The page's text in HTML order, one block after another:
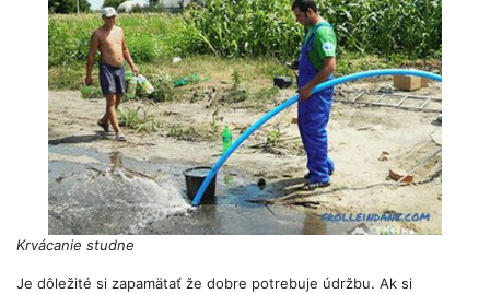
Krvácanie studne
Je dôležité si zapamätať že dobre potrebuje údržbu. Ak si